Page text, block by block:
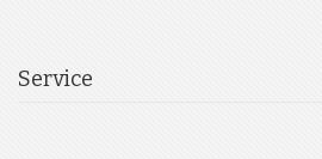
Service